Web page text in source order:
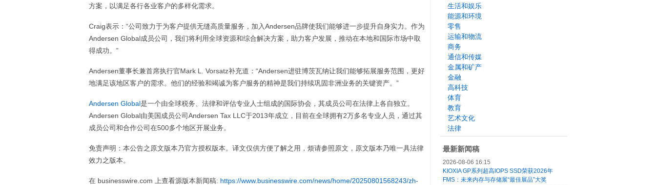
方案，以满足各行各业客户的多样化需求。
Craig表示：“公司致力于为客户提供无缝高质量服务，加入Andersen品牌使我们能够进一步提升自身实力。作为
Andersen Global成员公司，我们将利用全球资源和综合解决方案，助力客户发展，推动在本地和国际市场中取
得成功。”
Andersen董事长兼首席执行官Mark L. Vorsatz补充道：“Andersen进驻博茨瓦纳让我们能够拓展服务范围，更好
地满足该地区客户的需求。他们的经验和竭诚为客户服务的精神是我们持续巩固非洲业务的关键资产。”
Andersen Global是一个由全球税务、法律和评估专业人士组成的国际协会，其成员公司在法律上各自独立。
Andersen Global由美国成员公司Andersen Tax LLC于2013年成立，目前在全球拥有2万多名专业人员，通过其
成员公司和合作公司在500多个地区开展业务。
免责声明：本公告之原文版本乃官方授权版本。译文仅供方便了解之用，烦请参照原文，原文版本乃唯一具法律
效力之版本。
在 businesswire.com 上查看源版本新闻稿: https://www.businesswire.com/news/home/20250801568243/zh-
生活和娱乐
能源和环境
零售
运输和物流
商务
通信和传媒
金属和矿产
金融
高科技
体育
教育
艺术文化
法律
最新新闻稿
2026-08-06 16:15
KIOXIA GP系列超高IOPS SSD荣获2026年
FMS：未来内存与存储展“最佳展品”大奖